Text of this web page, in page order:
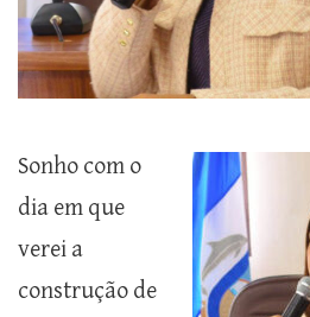
Sonho com o
dia em que
verei a
construção de